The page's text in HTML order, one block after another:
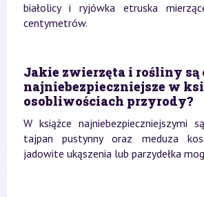
białolicy i ryjówka etruska
centymetrów.
Jakie zwierzęta i rośliny są
najniebezpieczniejsze w
osobliwościach przyrody?
W książce najniebezpieczniejszymi
tajpan pustynny oraz meduza
jadowite ukąszenia lub parzydełka